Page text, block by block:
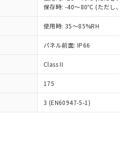
保存時: -40～80℃ (ただし、氷
使用時: 35～85%RH
パネル前面: IP66
Class II
175
3 (EN60947-5-1)
状況および標準価格はお客
先、またはお客様担当のオ
機器販売店・当社販売員に
御機器販売店や当社販売拠
ネットワーク
」をご確認
よび標準価格結果を当社の
く第三者に漏洩または開
うお願いします。
機能（部品リスト作成サー
1000ppm以下、フタル酸ジブチル
下、フタル酸ジイソブチル
用監視および制御機器に対する
４物質については閾値を超える意
を確認しています。
え状況などにより、予定
があります。
ル) : 1000ppm、 DIBP(フタル酸ジ
、 BBP(フタル酸ブチルベンジ
期限
（10物質）のすべてが基
とを示します。
使用状況下において有害物
し、環境に深刻な影響を
るなど、違法に輸出されな
な手段を講じます。
製品を、核兵器、ミサイ
器、生物兵器またはその他
これらの製造装置等に一切
せん。
社製品を第三者に販売する
1、2および3の内容を当
通知します。また当社は、
び販売に係わる関係者が違
るおそれがある場合は、取
には満たないが在庫あり
し(最新の在庫状況につ
、お客様のお取引先、ま
客様担当のオムロン制御
売店・当社販売員にご確
い)
産機種、また在庫状況の